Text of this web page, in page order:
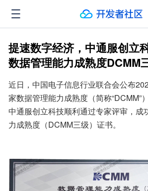
提速数字经济，中通服创立
数据管理能力成熟度DCMM
近日，中国电子信息行业联合会公布
家数据管理能力成熟度（简称“DCMM”
中通服创立科技顺利通过专家评审，成
力成熟度（DCMM三级）证书。